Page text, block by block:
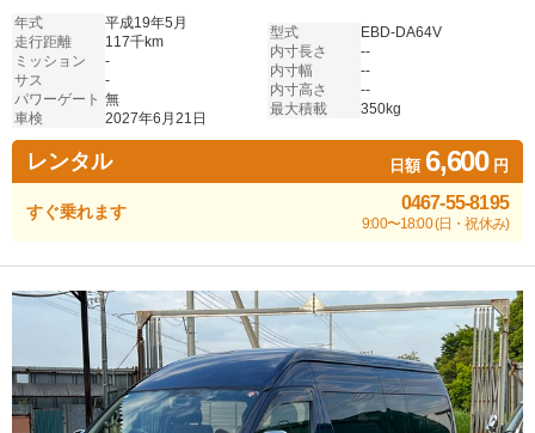
年式
平成19年5月
走行距離
117千km
ミッション
-
サス
-
パワーゲート 無
車検
2027年6月21日
型式
EBD-DA64V
内寸長さ
--
内寸幅
--
内寸高さ
--
最大積載
350kg
レンタル 日額 6,600円
すぐ乗れます 0467-55-8195
9:00〜18:00 (日・祝休み)